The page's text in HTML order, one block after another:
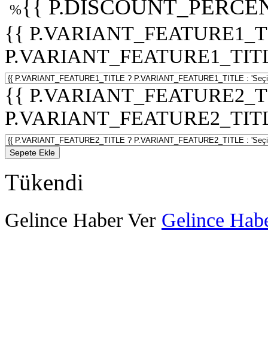
%{{
{{
{{
Sepete Ekle
Tükendi
Gelince Haber Ver Gelince